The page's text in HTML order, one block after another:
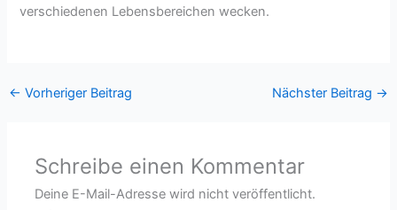
verschiedenen Lebensbereichen wecken.
← Vorheriger Beitrag Nächster Beitrag →
Schreibe einen Kommentar
Deine E-Mail-Adresse wird nicht veröffentlicht.